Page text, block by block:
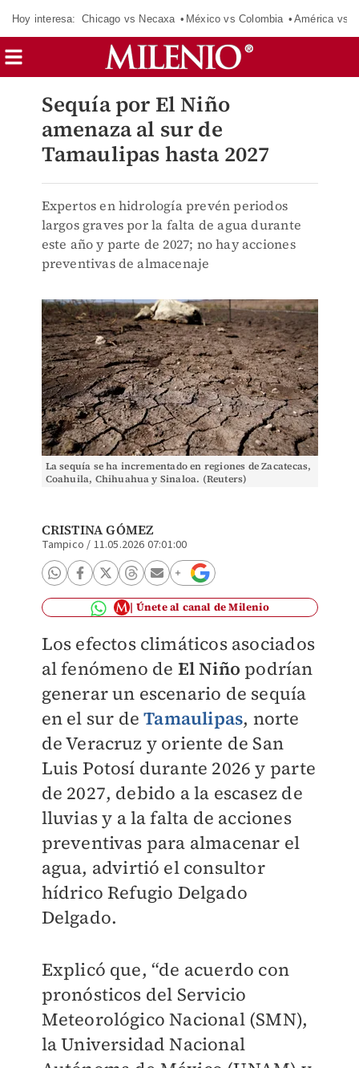
Hoy interesa: Chicago vs Necaxa México vs Colombia América vs
Sequía por El Niño
amenaza al sur de
Tamaulipas hasta 2027
Expertos en hidrología prevén periodos
largos graves por la falta de agua durante
este año y parte de 2027; no hay acciones
preventivas de almacenaje
La sequía se ha incrementado en regiones de Zacatecas,
Coahuila, Chihuahua y Sinaloa. (Reuters)
CRISTINA GÓMEZ
Tampico / 11.05.2026 07:01:00
Únete al canal de Milenio
Los efectos climáticos asociados
al fenómeno de El Niño podrían
generar un escenario de sequía
en el sur deTamaulipas, norte
de Veracruz y oriente de San
Luis Potosí durante 2026 y parte
de 2027, debido a la escasez de
lluvias y a la falta de acciones
preventivas para almacenar el
agua, advirtió el consultor
hídrico Refugio Delgado
Delgado.
Explicó que, “de acuerdo con
pronósticos del Servicio
Meteorológico Nacional (SMN),
la Universidad Nacional